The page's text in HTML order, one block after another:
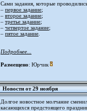
Сами задания, которые
– первое задание;
– второе задание;
– третье задание;
– четвертое задание;
– пятое задание
Подробнее...
Размещено: Юрчик
Новости от 29 ноября
Долгое новостное молчание
касающихся предстоящего